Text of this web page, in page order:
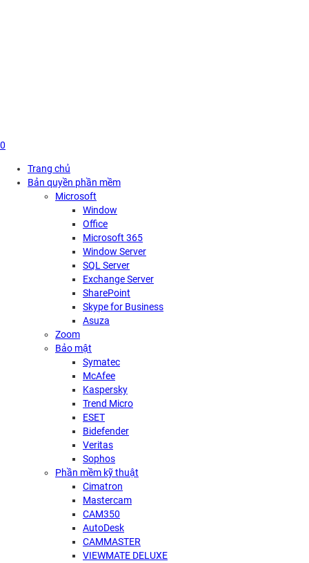
0
Trang chủ
Bản quyền phần mềm
Microsoft
Window
Office
Microsoft 365
Window Server
SQL Server
Exchange Server
SharePoint
Skype for Business
Asuza
Zoom
Bảo mật
Symatec
McAfee
Kaspersky
Trend Micro
ESET
Bidefender
Veritas
Sophos
Phần mềm kỹ thuật
Cimatron
Mastercam
CAM350
AutoDesk
CAMMASTER
VIEWMATE DELUXE